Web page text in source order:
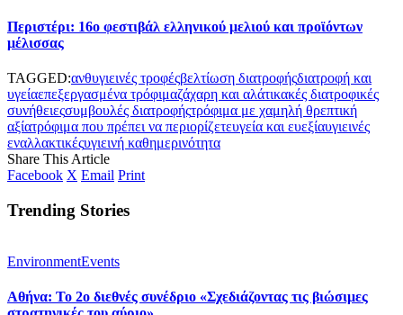
Περιστέρι: 16o φεστιβάλ ελληνικού μελιού και προϊόντων
μέλισσας
TAGGED:ανθυγιεινές τροφέςβελτίωση διατροφήςδιατροφή και
υγείαεπεξεργασμένα τρόφιμαζάχαρη και αλάτικακές διατροφικές
συνήθειεςσυμβουλές διατροφήςτρόφιμα με χαμηλή θρεπτική
αξίατρόφιμα που πρέπει να περιορίζετευγεία και ευεξίαυγιεινές
εναλλακτικέςυγιεινή καθημερινότητα
Share This Article
Facebook X Email Print
Trending Stories
EnvironmentEvents
Αθήνα: Το 2ο διεθνές συνέδριο «Σχεδιάζοντας τις βιώσιμες